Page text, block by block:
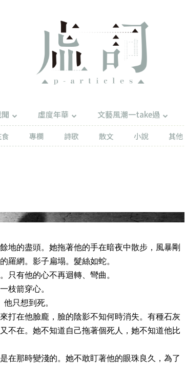
虛度年華 文藝風潮一take過
專欄 詩歌 散文 小說 其他
地的盡頭。她拖著他的手在暗夜中散步，風暴剛
羅網。影子扁塌。髮絲如蛇。
只有他的心不再迴轉、彎曲。
枝箭穿心。
只想到死。
打在他臉龐，臉的陰影不知何時消失。有種石灰
不在。她不知道自己拖著個死人，她不知道他比
在那時變淺的。她不敢盯著他的眼珠良久，為了